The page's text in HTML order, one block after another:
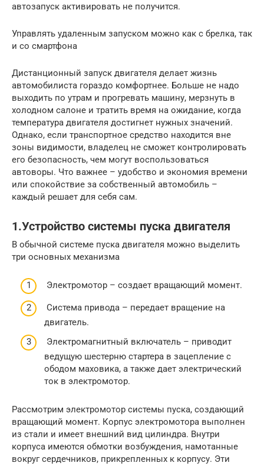
автозапуск активировать не получится.
Управлять удаленным запуском можно как с брелка, так
и со смартфона
Дистанционный запуск двигателя делает жизнь
автомобилиста гораздо комфортнее. Больше не надо
выходить по утрам и прогревать машину, мерзнуть в
холодном салоне и тратить время на ожидание, когда
температура двигателя достигнет нужных значений.
Однако, если транспортное средство находится вне
зоны видимости, владелец не сможет контролировать
его безопасность, чем могут воспользоваться
автоворы. Что важнее – удобство и экономия времени
или спокойствие за собственный автомобиль –
каждый решает для себя сам.
1.Устройство системы пуска двигателя
В обычной системе пуска двигателя можно выделить
три основных механизма
Электромотор – создает вращающий момент.
Система привода – передает вращение на
двигатель.
Электромагнитный включатель – приводит
ведущую шестерню стартера в зацепление с
ободом маховика, а также дает электрический
ток в электромотор.
Рассмотрим электромотор системы пуска, создающий
вращающий момент. Корпус электромотора выполнен
из стали и имеет внешний вид цилиндра. Внутри
корпуса имеются обмотки возбуждения, намотанные
вокруг сердечников, прикрепленных к корпусу. Эти